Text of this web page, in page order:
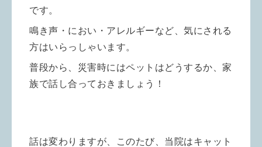
です。
鳴き声・におい・アレルギーなど、気にされる
方はいらっしゃいます。
普段から、災害時にはペットはどうするか、家
族で話し合っておきましょう！
話は変わりますが、このたび、当院はキャット